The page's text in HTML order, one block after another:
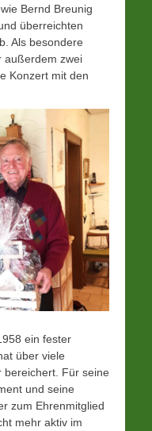
Bernd Breunig
überreichten
Als besondere
außerdem zwei
Konzert mit den
ein fester
über viele
bereichert. Für seine
und seine
zum Ehrenmitglied
mehr aktiv im